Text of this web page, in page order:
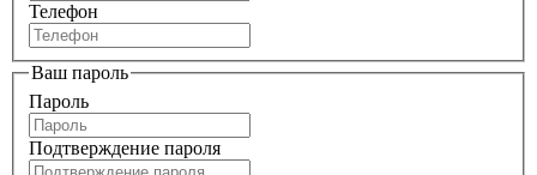
Телефон
Ваш пароль
Пароль
Подтверждение пароля